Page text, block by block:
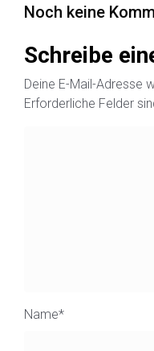
Noch keine
Schreibe
Deine E-Mail-Adresse
Erforderliche Felder
Name*